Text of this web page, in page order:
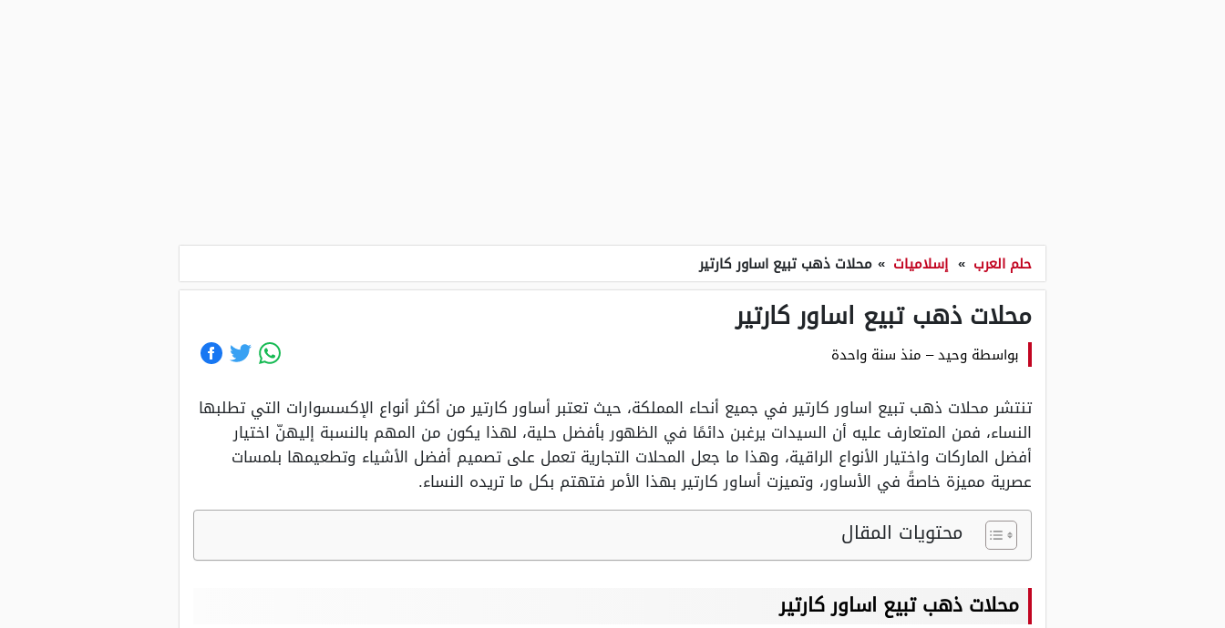
حلم العرب » إسلاميات » محلات ذهب تبيع اساور كارتير
محلات ذهب تبيع اساور كارتير
بواسطة وحيد– منذ سنة واحدة
تنتشر محلات ذهب تبيع اساور كارتير في جميع أنحاء المملكة، حيث تعتبر أساور كارتير من أكثر أنواع الإكسسوارات التي تطلبها
النساء، فمن المتعارف عليه أن السيدات يرغبن دائمًا في الظهور بأفضل حلية، لهذا يكون من المهم بالنسبة إليهنّ اختيار
أفضل الماركات واختيار الأنواع الراقية، وهذا ما جعل المحلات التجارية تعمل على تصميم أفضل الأشياء وتطعيمها بلمسات
عصرية مميزة خاصةً في الأساور، وتميزت أساور كارتير بهذا الأمر فتهتم بكل ما تريده النساء.
محتويات المقال
محلات ذهب تبيع اساور كارتير